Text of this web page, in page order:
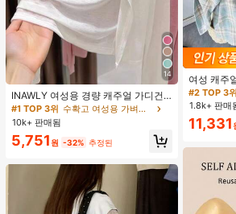
14
INAWLY 여성용 경량 캐주얼 가디건,
여름
#1 TOP 3위
수확고 여성용 가벼운 카디건
10k+ 판매됨
5,751 원 -32% 추정된
여성 캐주
트 폴리에
류, 편안한
#2 TOP 3위
1.8k+ 판매
11,331